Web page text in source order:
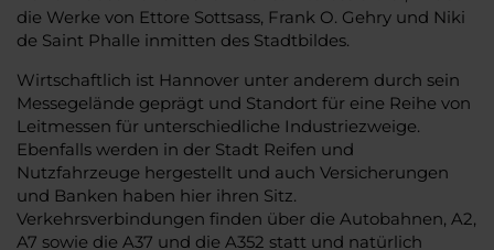
die Werke von Ettore Sottsass, Frank O. Gehry und Niki
de Saint Phalle inmitten des Stadtbildes.
Wirtschaftlich ist Hannover unter anderem durch sein
Messegelände geprägt und Standort für eine Reihe von
Leitmessen für unterschiedliche Industriezweige.
Ebenfalls werden in der Stadt Reifen und
Nutzfahrzeuge hergestellt und auch Versicherungen
und Banken haben hier ihren Sitz.
Verkehrsverbindungen finden über die Autobahnen, A2,
A7 sowie die A37 und die A352 statt und natürlich